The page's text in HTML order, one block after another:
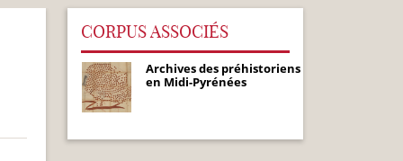
CORPUS ASSOCIÉS
Archives des préhistoriens
en Midi-Pyrénées